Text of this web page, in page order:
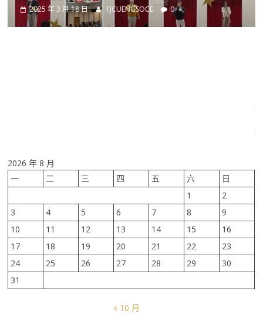
0
2026 年 8 月
一
二 三 四 五 六
日
1
2
3
4 5 6 7 8
9
10
11 12 13 14 15
16
17
18 19 20 21 22
23
24
25 26 27 28 29
30
31
« 10 月